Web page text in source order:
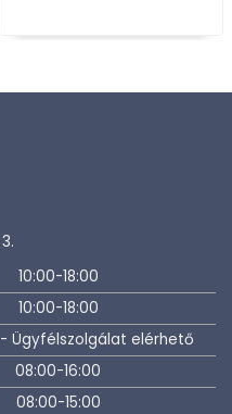
10:00-18:00
10:00-18:00
Ügyfélszolgálat elérhető
08:00-16:00
08:00-15:00